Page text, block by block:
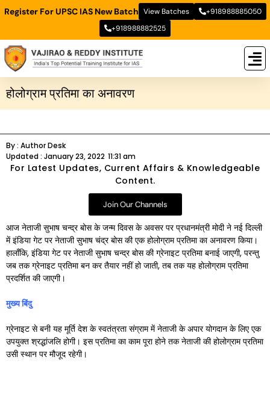
Register For UPSC IAS New Batch View Batches
+918988885050
+918988882525
होलोग्राम प्रतिमा का अनावरण
By : Author Desk
Updated : January 23, 2022 11:31 am
For Latest Updates, Current Affairs & Knowledgeable
Content.
Join Our Channels
आज नेताजी सुभाष चन्द्र बोस के जन्म दिवस के अवसर पर प्रधानमंत्री मोदी ने नई दिल्ली
में इंडिया गेट पर नेताजी सुभाष चंद्र बोस की एक होलोग्राम प्रतिमा का अनावरण किया।
हालाँकि, इंडिया गेट पर नेताजी सुभाष चन्द्र बोस की ग्रेनाइट प्रतिमा बनाई जाएगी, परन्तु
जब तक ग्रेनाइट प्रतिमा बन कर तैयार नहीं हो जाती, तब तक यह होलोग्राम प्रतिमा
प्रदर्शित की जाएगी।
मुख्य बिंदु
ग्रेनाइट से बनी यह मूर्ति देश के स्वतंत्रता संग्राम में नेताजी के अपार योगदान के लिए एक
उपयुक्त श्रद्धांजलि होगी। इस प्रतिमा का काम पूरा होने तक नेताजी की होलोग्राम प्रतिमा
उसी स्थान पर मौजूद रहेगी।